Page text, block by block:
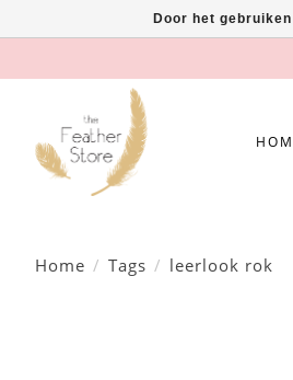
Home / Tags / leerlook rok
Door het